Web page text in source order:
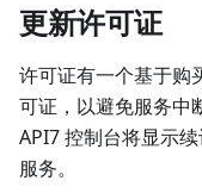
更新许可证
许可证有一个基于购
可证，以避免服务中
API7 控制台将显示
服务。